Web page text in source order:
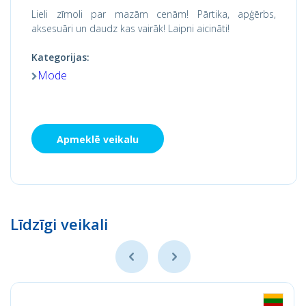
Lieli zīmoli par mazām cenām! Pārtika, apģērbs,
aksesuāri un daudz kas vairāk! Laipni aicināti!
Kategorijas:
Mode
Apmeklē veikalu
Līdzīgi veikali